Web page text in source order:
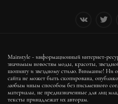
Mainstyle - информационный интернет-
значимым новостям моды, красоты,
шопингу и звездному стилю. Внимание! Ни
сайта не может быть скопирована,
любым иным способом без письменного
материалы, не предназначенные для лиц
тексты принадлежат их авторам.